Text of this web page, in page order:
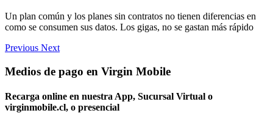
Un plan común y los planes sin contratos no tienen diferencias en
como se consumen sus datos. Los gigas, no se gastan más rápido
Previous Next
Medios de pago en Virgin Mobile
Recarga online en nuestra App, Sucursal Virtual o
virginmobile.cl, o presencial